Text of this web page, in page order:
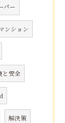
パー
ンション
と安全
解決策